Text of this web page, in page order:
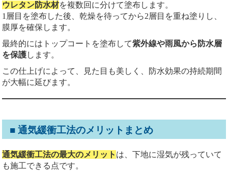
ウレタン防水材を複数回に分けて塗布します。
1層目を塗布した後、乾燥を待ってから2層目を重ね塗りし、
膜厚を確保します。
最終的にはトップコートを塗布して紫外線や雨風から防水層
を保護します。
この仕上げによって、見た目も美しく、防水効果の持続期間
が大幅に延びます。
■ 通気緩衝工法のメリットまとめ
通気緩衝工法の最大のメリット は、下地に湿気が残っていて
も施工できる点です。